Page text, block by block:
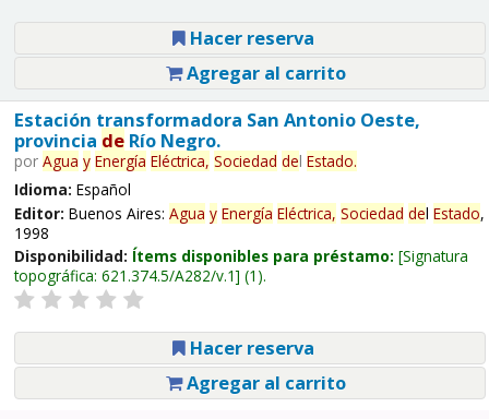
Hacer reserva
Agregar al carrito
Estación transformadora San Antonio Oeste,
provincia deRío Negro.
por Agua y Energía Eléctrica, Sociedad del Estado.
Idioma: Español
Editor: Buenos Aires: Agua y Energía Eléctrica, Sociedad del Estado,
1998
Disponibilidad: Ítems disponibles para préstamo: Signatura
topográfica: 621.374.5/A282/v.1 (1).
Hacer reserva
Agregar al carrito